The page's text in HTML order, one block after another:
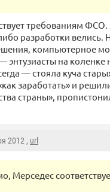
требованиям
разработки
компьютерное
энтузиасты на коленке
— стояла куча
заработать» и
страны»,
2012 , url
Мерседес